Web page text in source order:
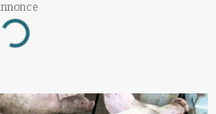
Loading...